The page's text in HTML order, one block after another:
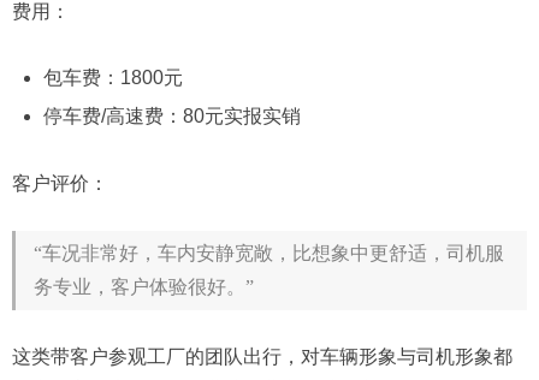
费用：
包车费：1800元
停车费/高速费：80元实报实销
客户评价：
“车况非常好，车内安静宽敞，比想象中更舒适，司机服
务专业，客户体验很好。”
这类带客户参观工厂的团队出行，对车辆形象与司机形象都